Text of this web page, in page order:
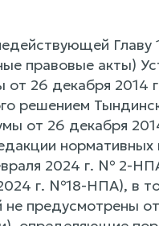
Главу
правовые акты)
от 26 декабря 2014
решением
от 26 декабря
нормативных
2024 г. № 2-
г. №18-НПА), в
не предусмотрены